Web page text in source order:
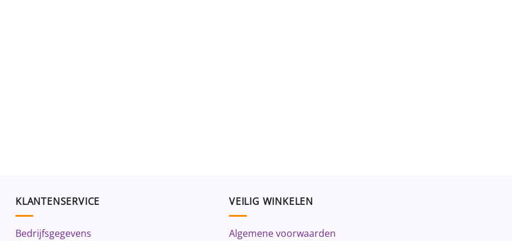
KLANTENSERVICE
Bedrijfsgegevens
VEILIG WINKELEN
Algemene voorwaarden